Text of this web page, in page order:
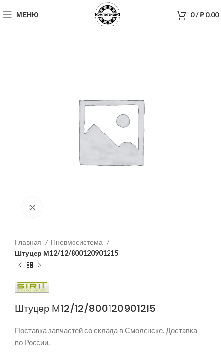
МЕНЮ 0/₽0.00
Главная
Пневмосистема
Штуцер М12/12/800120901215
Штуцер М12/12/800120901215
Поставка запчастей со склада в Смоленске. Доставка
по России.